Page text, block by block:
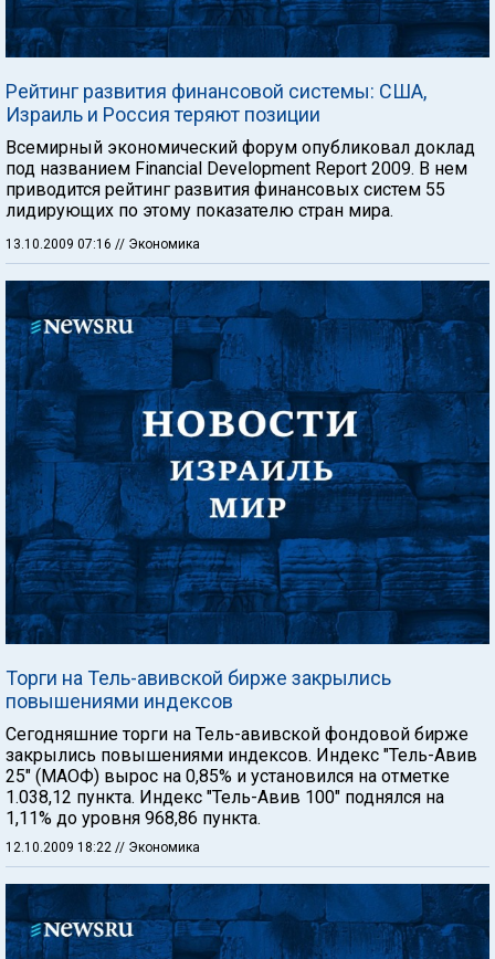
Рейтинг развития финансовой системы: США,
Израиль и Россия теряют позиции
Всемирный экономический форум опубликовал доклад
под названием Financial Development Report 2009. В нем
приводится рейтинг развития финансовых систем 55
лидирующих по этому показателю стран мира.
13.10.2009 07:16 // Экономика
Торги на Тель-авивской бирже закрылись
повышениями индексов
Сегодняшние торги на Тель-авивской фондовой бирже
закрылись повышениями индексов. Индекс "Тель-Авив
25" (МАОФ) вырос на 0,85% и установился на отметке
1.038,12 пункта. Индекс "Тель-Авив 100" поднялся на
1,11% до уровня 968,86 пункта.
12.10.2009 18:22 // Экономика